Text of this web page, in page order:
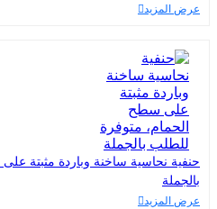
عرض المزيد
حنفية نحاسية ساخنة وباردة مثبتة
بالجملة
عرض المزيد